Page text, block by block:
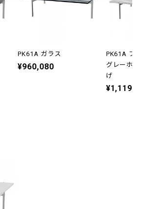
PK61A ガラス
¥960,080
PK61A フ
グレーホ
げ